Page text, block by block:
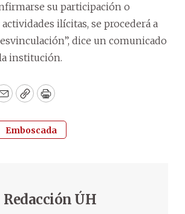
su participación o
ilícitas, se procederá a
dice un comunicado
institución.
EmailCopyPrint
Emboscada
Redacción ÚH